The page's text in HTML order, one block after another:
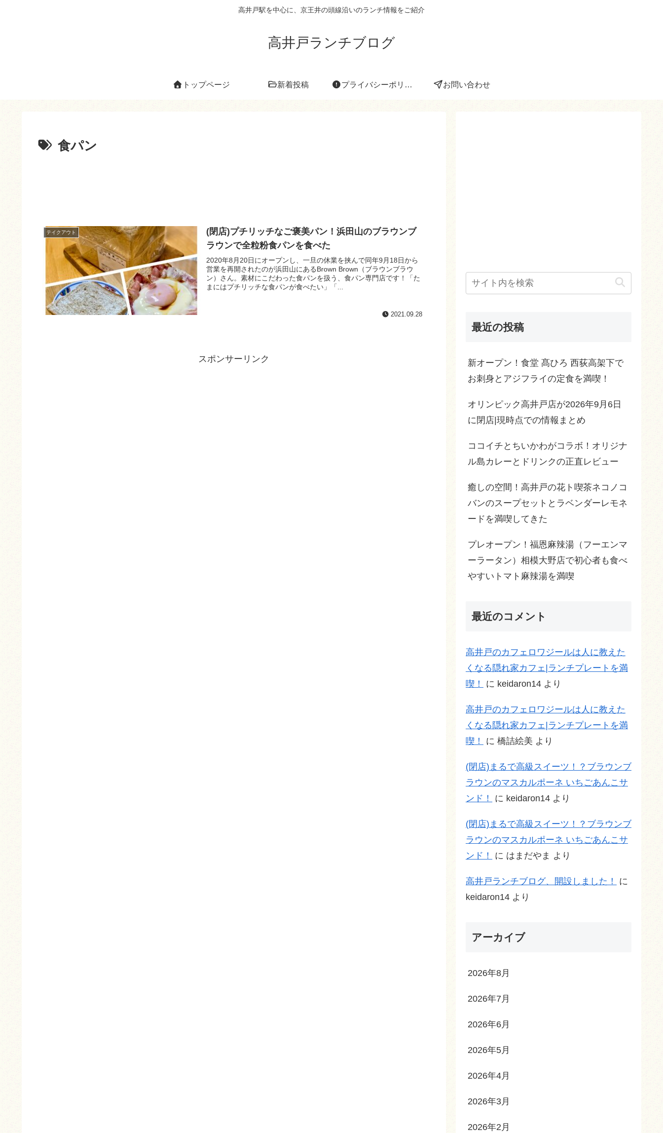
高井戸駅を中心に、京王井の頭線沿いのランチ情報をご紹介
高井戸ランチブログ
トップページ 新着投稿 プライバシーポリシー お問い合わせ
食パン
テイクアウト
(閉店)プチリッチなご褒美パン！浜田山のブラウンブ
ラウンで全粒粉食パンを食べた
2020年8月20日にオープンし、一旦の休業を挟んで同年9月18日から
営業を再開されたのが浜田山にあるBrown Brown（ブラウンブラウ
ン）さん。素材にこだわった食パンを扱う、食パン専門店です！「た
まにはプチリッチな食パンが食べたい」「...
2021.09.28
スポンサーリンク
最近の投稿
新オープン！食堂 髙ひろ 西荻高架下で
お刺身とアジフライの定食を満喫！
オリンピック高井戸店が2026年9月6日
に閉店|現時点での情報まとめ
ココイチとちいかわがコラボ！オリジナ
ル島カレーとドリンクの正直レビュー
癒しの空間！高井戸の花ト喫茶ネコノコ
バンのスープセットとラベンダーレモネ
ードを満喫してきた
プレオープン！福恩麻辣湯（フーエンマ
ーラータン）相模大野店で初心者も食べ
やすいトマト麻辣湯を満喫
最近のコメント
高井戸のカフェロワジールは人に教えた
くなる隠れ家カフェ|ランチプレートを満
喫！
に keidaron14 より
高井戸のカフェロワジールは人に教えた
くなる隠れ家カフェ|ランチプレートを満
喫！
に 橋詰絵美 より
(閉店)まるで高級スイーツ！？ブラウンブ
ラウンのマスカルポーネ いちごあんこサ
ンド！
に keidaron14 より
(閉店)まるで高級スイーツ！？ブラウンブ
ラウンのマスカルポーネ いちごあんこサ
ンド！
に はまだやま より
高井戸ランチブログ、開設しました！
に
keidaron14 より
アーカイブ
2026年8月
2026年7月
2026年6月
2026年5月
2026年4月
2026年3月
2026年2月